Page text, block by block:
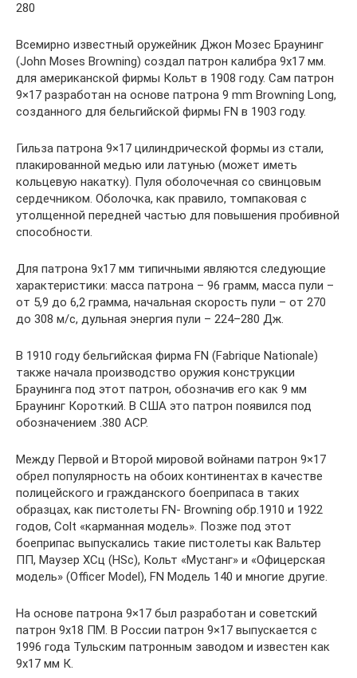
280
Всемирно известный оружейник Джон Мозес Браунинг
(John Moses Browning) создал патрон калибра 9х17 мм.
для американской фирмы Кольт в 1908 году. Сам патрон
9×17 разработан на основе патрона 9 mm Browning Long,
созданного для бельгийской фирмы FN в 1903 году.
Гильза патрона 9×17 цилиндрической формы из стали,
плакированной медью или латунью (может иметь
кольцевую накатку). Пуля оболочечная со свинцовым
сердечником. Оболочка, как правило, томпаковая с
утолщенной передней частью для повышения пробивной
способности.
Для патрона 9х17 мм типичными являются следующие
характеристики: масса патрона – 96 грамм, масса пули –
от 5,9 до 6,2 грамма, начальная скорость пули – от 270
до 308 м/с, дульная энергия пули – 224–280 Дж.
В 1910 году бельгийская фирма FN (Fabrique Nationale)
также начала производство оружия конструкции
Браунинга под этот патрон, обозначив его как 9 мм
Браунинг Короткий. В США это патрон появился под
обозначением .380 АСР.
Между Первой и Второй мировой войнами патрон 9×17
обрел популярность на обоих континентах в качестве
полицейского и гражданского боеприпаса в таких
образцах, как пистолеты FN- Browning обр.1910 и 1922
годов, Colt «карманная модель». Позже под этот
боеприпас выпускались такие пистолеты как Вальтер
ПП, Маузер ХСц (HSc), Кольт «Мустанг» и «Офицерская
модель» (Officer Model), FN Модель 140 и многие другие.
На основе патрона 9×17 был разработан и советский
патрон 9х18 ПМ. В России патрон 9×17 выпускается с
1996 года Тульским патронным заводом и известен как
9х17 мм К.